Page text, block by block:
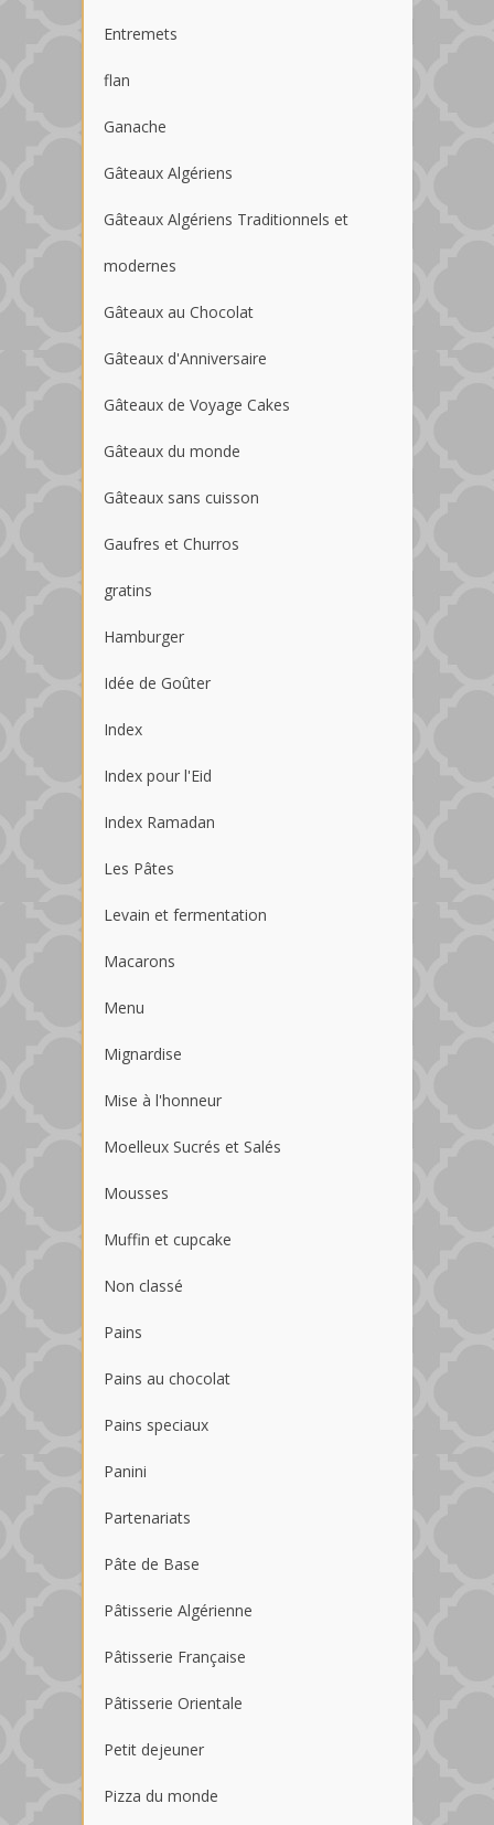
Entremets
flan
Ganache
Gâteaux Algériens
Gâteaux Algériens Traditionnels et
modernes
Gâteaux au Chocolat
Gâteaux d'Anniversaire
Gâteaux de Voyage Cakes
Gâteaux du monde
Gâteaux sans cuisson
Gaufres et Churros
gratins
Hamburger
Idée de Goûter
Index
Index pour l'Eid
Index Ramadan
Les Pâtes
Levain et fermentation
Macarons
Menu
Mignardise
Mise à l'honneur
Moelleux Sucrés et Salés
Mousses
Muffin et cupcake
Non classé
Pains
Pains au chocolat
Pains speciaux
Panini
Partenariats
Pâte de Base
Pâtisserie Algérienne
Pâtisserie Française
Pâtisserie Orientale
Petit dejeuner
Pizza du monde